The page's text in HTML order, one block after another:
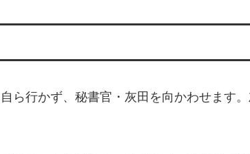
ら行かず、秘書官・灰田を向かわせます